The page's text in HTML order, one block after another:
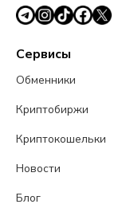
Сервисы
Обменники
Криптобиржи
Криптокошельки
Новости
Блог